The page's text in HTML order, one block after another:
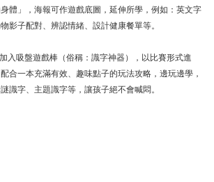
身體」，海報可作遊戲底圖，延伸所學，例如：英文字
影子配對、辨認情緒、設計健康餐單等。
入吸盤遊戲棒（俗稱：識字神器），以比賽形式進
合一本充滿有效、趣味點子的玩法攻略，邊玩邊學，
識字、主題識字等，讓孩子絕不會喊悶。